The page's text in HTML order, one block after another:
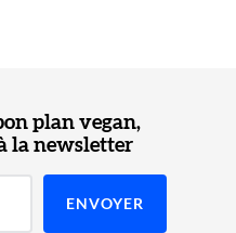
plan vegan,
la newsletter